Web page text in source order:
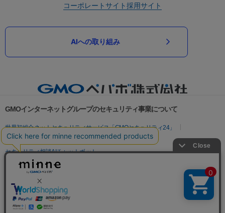
コーポレートサイト採用サイト
AIへの取り組み
GMOインターネットグループのセキュリティ事業について
世界初総合ネットセキュリティサービス「GMOセキュリティ24」
パスワード漏洩診断
Webサイトリスク診断
セキュリティ相談AIチャットボット
実在証明・盗聴対策
サイバー攻撃対策（GMO Flatt Security）
セキュリティ事業の軌跡